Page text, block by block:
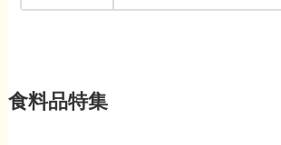
食料品特集